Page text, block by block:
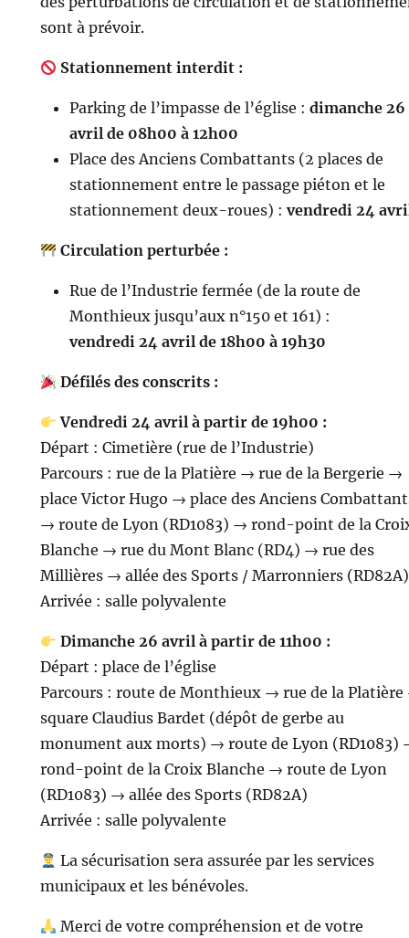
sont à prévoir.
Stationnement interdit :
Parking de l’impasse de l’église : dimanche 26
avril de 08h00 à 12h00
Place des Anciens Combattants (2 places de
stationnement entre le passage piéton et le
stationnement deux-roues) : vendredi 24
Circulation perturbée :
Rue de l’Industrie fermée (de la route de
Monthieux jusqu’aux n°150 et 161) :
vendredi 24 avril de 18h00 à 19h30
Défilés des conscrits :
Vendredi 24 avril à partir de 19h00 :
Départ : Cimetière (rue de l’Industrie)
Parcours : rue de la Platière → rue de la Bergerie →
place Victor Hugo → place des Anciens
→ route de Lyon (RD1083) → rond-point de la
Blanche → rue du Mont Blanc (RD4) → rue des
Millières → allée des Sports / Marronniers (RD82A)
Arrivée : salle polyvalente
Dimanche 26 avril à partir de 11h00 :
Départ : place de l’église
Parcours : route de Monthieux → rue de la
square Claudius Bardet (dépôt de gerbe au
monument aux morts) → route de Lyon (RD1083)
rond-point de la Croix Blanche → route de Lyon
(RD1083) → allée des Sports (RD82A)
Arrivée : salle polyvalente
La sécurisation sera assurée par les services
municipaux et les bénévoles.
Merci de votre compréhension et de votre